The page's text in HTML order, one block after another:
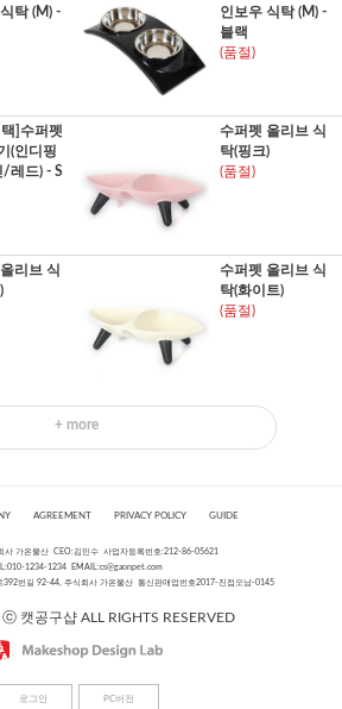
탁 (M) -
인보우 식탁 (M) -
블랙
(품절)
]수퍼펫
(인디핑
레드) - S
수퍼펫 올리브 식
탁(핑크)
(품절)
리브 식
수퍼펫 올리브 식
탁(화이트)
(품절)
+ more
AGREEMENT PRIVACY POLICY GUIDE
사 가온물산 CEO:김민수 사업자등록번호:212-86-05621
1234-1234 EMAIL:cs@gaonpet.com
392번길 92-44, 주식회사 가온물산 통신판매업번호2017-진접오남-0145
ⓒ 캣공구샵 ALL RIGHTS RESERVED
로그인 PC버전